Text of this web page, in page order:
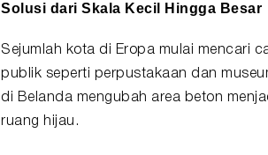
Solusi dari Skala Kecil Hingga Besar
Sejumlah kota di Eropa mulai mencari
publik seperti perpustakaan dan
di Belanda mengubah area beton
ruang hijau.